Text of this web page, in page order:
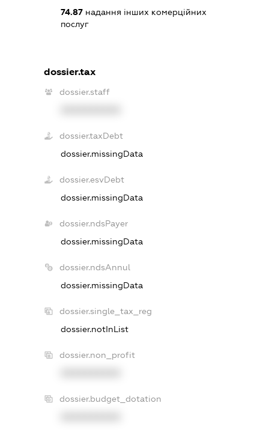
74.87 надання інших комерційних
послуг
dossier.tax
dossier.staff
dossier.taxDebt
dossier.missingData
dossier.esvDebt
dossier.missingData
dossier.ndsPayer
dossier.missingData
dossier.ndsAnnul
dossier.missingData
dossier.single_tax_reg
dossier.notInList
dossier.non_profit
dossier.budget_dotation